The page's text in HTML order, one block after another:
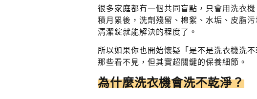
很多家庭都有一個共同盲點，只會用洗衣
積月累後，洗劑殘留、棉絮、水垢、皮脂
清潔錠就能解決的程度了。
所以如果你也開始懷疑「是不是洗衣機洗
那些看不見，但其實超關鍵的保養細節。
為什麼洗衣機會洗不乾淨？